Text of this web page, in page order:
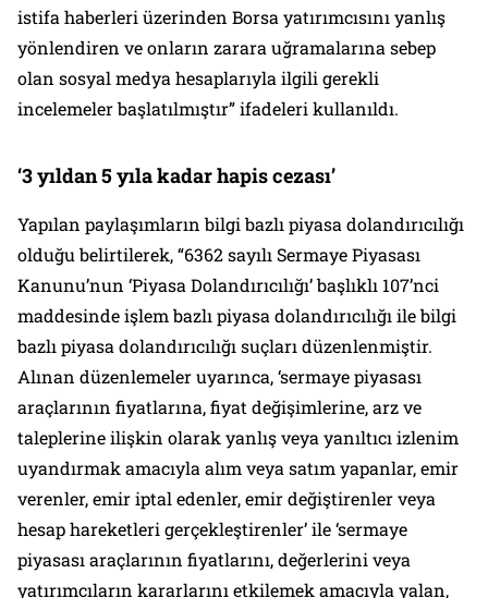
istifa haberleri üzerinden Borsa yatırımcısını yanlış
yönlendiren ve onların zarara uğramalarına sebep
olan sosyal medya hesaplarıyla ilgili gerekli
incelemeler başlatılmıştır” ifadeleri kullanıldı.
‘3 yıldan 5 yıla kadar hapis cezası’
Yapılan paylaşımların bilgi bazlı piyasa dolandırıcılığı
olduğu belirtilerek, “6362 sayılı Sermaye Piyasası
Kanunu’nun ‘Piyasa Dolandırıcılığı’ başlıklı 107’nci
maddesinde işlem bazlı piyasa dolandırıcılığı ile bilgi
bazlı piyasa dolandırıcılığı suçları düzenlenmiştir.
Alınan düzenlemeler uyarınca, ‘sermaye piyasası
araçlarının fiyatlarına, fiyat değişimlerine, arz ve
taleplerine ilişkin olarak yanlış veya yanıltıcı izlenim
uyandırmak amacıyla alım veya satım yapanlar, emir
verenler, emir iptal edenler, emir değiştirenler veya
hesap hareketleri gerçekleştirenler’ ile ‘sermaye
piyasası araçlarının fiyatlarını, değerlerini veya
yatırımcıların kararlarını etkilemek amacıyla yalan,